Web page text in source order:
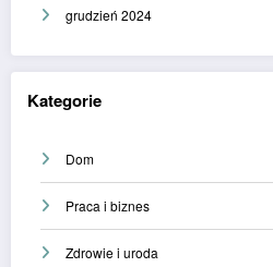
grudzień 2024
Kategorie
Dom
Praca i biznes
Zdrowie i uroda